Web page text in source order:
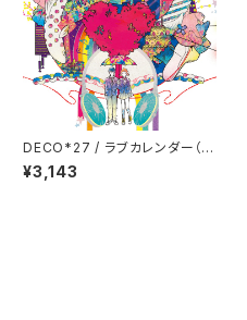
DECO*27 / ラブカレンダー（初
回生産限定盤）
¥3,143